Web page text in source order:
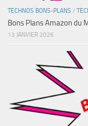
TECHNOS BONS-PLANS /
Bons Plans Amazon du
13 JANVIER 2026